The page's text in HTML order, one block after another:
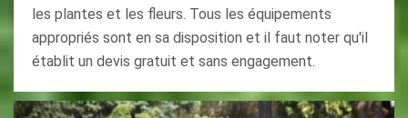
les plantes et les fleurs. Tous les équipements
appropriés sont en sa disposition et il faut noter qu'il
établit un devis gratuit et sans engagement.